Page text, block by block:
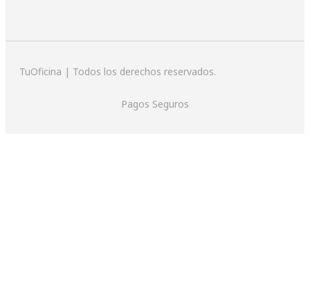
TuOficina | Todos los derechos reservados.
Pagos Seguros